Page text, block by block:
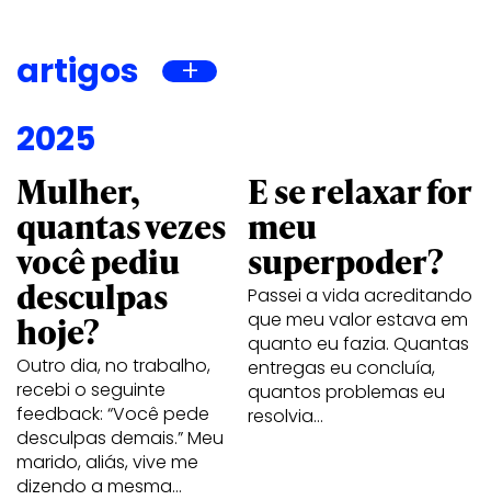
artigos
2025
Mulher,
quantas vezes
você pediu
desculpas
hoje?
Outro dia, no trabalho,
recebi o seguinte
feedback: “Você pede
desculpas demais.” Meu
marido, aliás, vive me
dizendo a mesma…
E se relaxar for
meu
superpoder?
Passei a vida acreditando
que meu valor estava em
quanto eu fazia. Quantas
entregas eu concluía,
quantos problemas eu
resolvia…